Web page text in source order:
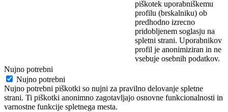
piškotek uporabniškemu
profilu (brskalniku) ob
predhodno izrecno
pridobljenem soglasju na
spletni strani. Uporabnikov
profil je anonimiziran in ne
vsebuje osebnih podatkov.
Nujno potrebni
Nujno potrebni
Nujno potrebni piškotki so nujni za pravilno delovanje spletne
strani. Ti piškotki anonimno zagotavljajo osnovne funkcionalnosti in
varnostne funkcije spletnega mesta.